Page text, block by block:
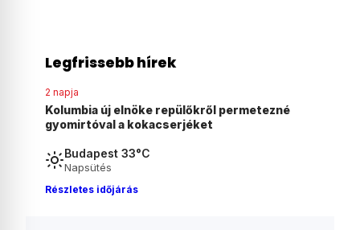
Legfrissebb hírek
2 napja
Agyonvert egy osztrák férfit egy 18 éves
magyar fiú Ausztriában
Budapest 33°C
Napsütés
Részletes időjárás